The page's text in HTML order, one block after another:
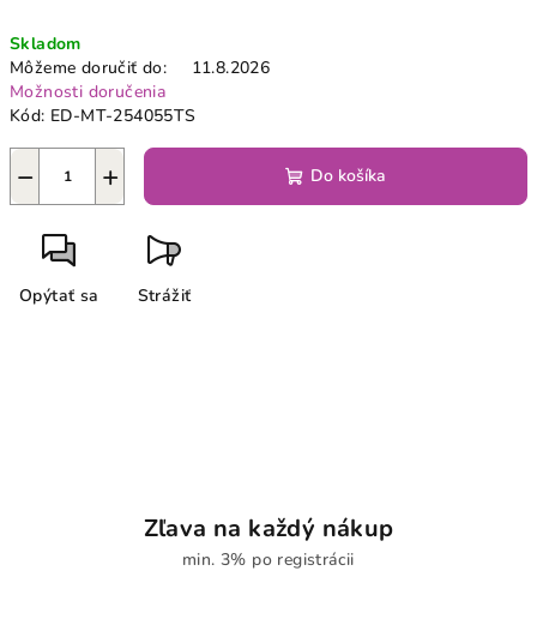
cena:
Skladom
Môžeme doručiť do:
11.8.2026
Možnosti doručenia
Kód: ED-MT-254055TS
+
− Do košíka
Opýtať sa Strážiť
Zľava na každý nákup
min. 3% po registrácii